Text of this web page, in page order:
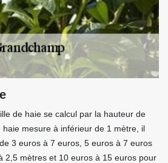
de haie se calcul par la hauteur de
mesure à inférieur de 1 mètre, il
3 euros à 7 euros, 5 euros à 7 euros
2,5 mètres et 10 euros à 15 euros pour